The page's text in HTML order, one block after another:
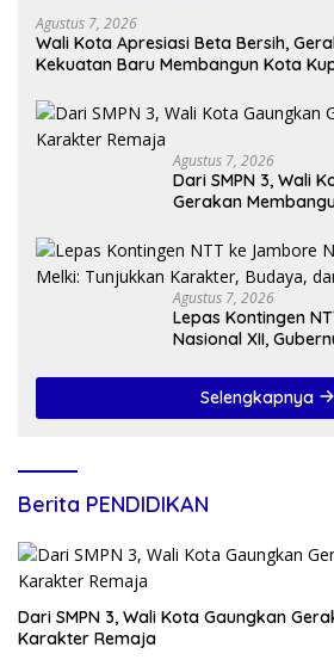
Agustus 7, 2026
Wali Kota Apresiasi Beta Bersih,
Kekuatan Baru Membangun Kota
Agustus 7, 2026
Dari SMPN 3, Wali
Gerakan
Agustus 7, 2026
Lepas Kontingen
Nasional XII,
NTT
Selengkapnya
Berita PENDIDIKAN
Dari SMPN 3, Wali Kota Gaungkan
Karakter Remaja